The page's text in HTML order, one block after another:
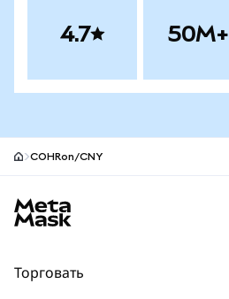
4.7 50M+
COHRon/CNY
Торговать